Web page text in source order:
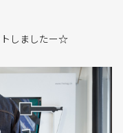
トしましたー☆